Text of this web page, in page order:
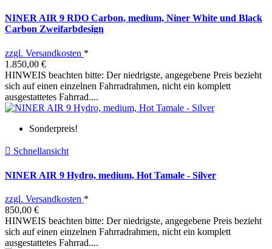
NINER AIR 9 RDO Carbon, medium, Niner White und Black
Carbon Zweifarbdesign
zzgl. Versandkosten *
1.850,00 €
HINWEIS beachten bitte: Der niedrigste, angegebene Preis bezieht
sich auf einen einzelnen Fahrradrahmen, nicht ein komplett
ausgestattetes Fahrrad....
Sonderpreis!
 Schnellansicht
NINER AIR 9 Hydro, medium, Hot Tamale - Silver
zzgl. Versandkosten *
850,00 €
HINWEIS beachten bitte: Der niedrigste, angegebene Preis bezieht
sich auf einen einzelnen Fahrradrahmen, nicht ein komplett
ausgestattetes Fahrrad....